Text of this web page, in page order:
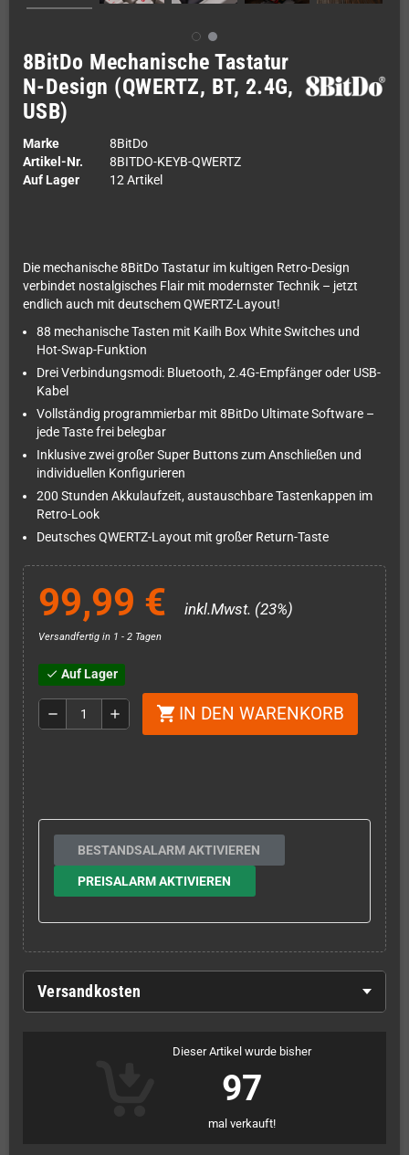
8BitDo Mechanische Tastatur
N-Design (QWERTZ, BT, 2.4G,
USB)
Marke
8BitDo
Artikel-Nr.
8BITDO-KEYB-QWERTZ
Auf Lager
12 Artikel
Die mechanische 8BitDo Tastatur im kultigen Retro-Design
verbindet nostalgisches Flair mit modernster Technik – jetzt
endlich auch mit deutschem QWERTZ-Layout!
88 mechanische Tasten mit Kailh Box White Switches und
Hot-Swap-Funktion
Drei Verbindungsmodi: Bluetooth, 2.4G-Empfänger oder USB-
Kabel
Vollständig programmierbar mit 8BitDo Ultimate Software –
jede Taste frei belegbar
Inklusive zwei großer Super Buttons zum Anschließen und
individuellen Konfigurieren
200 Stunden Akkulaufzeit, austauschbare Tastenkappen im
Retro-Look
Deutsches QWERTZ-Layout mit großer Return-Taste
99,99 € inkl.Mwst. (23%)
Versandfertig in 1 - 2 Tagen
check Auf Lager
remove add shopping_cart IN DEN WARENKORB
BESTANDSALARM AKTIVIEREN
PREISALARM AKTIVIEREN
Versandkosten
Dieser Artikel wurde bisher
97
mal verkauft!